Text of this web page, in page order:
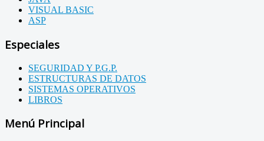
VISUAL BASIC
ASP
Especiales
SEGURIDAD Y P.G.P.
ESTRUCTURAS DE DATOS
SISTEMAS OPERATIVOS
LIBROS
Menú Principal